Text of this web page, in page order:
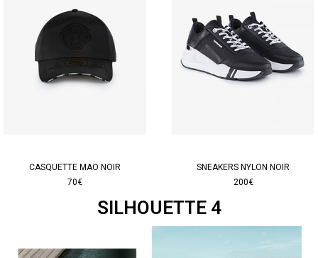
CASQUETTE MAO NOIR
70€
SNEAKERS NYLON NOIR
200€
SILHOUETTE 4